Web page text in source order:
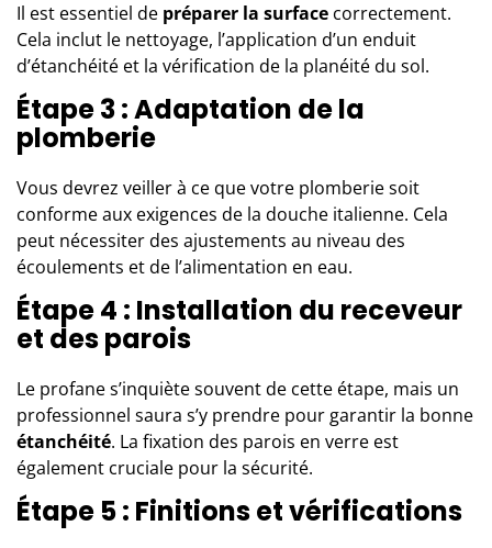
Il est essentiel de préparer la surface correctement.
Cela inclut le nettoyage, l’application d’un enduit
d’étanchéité et la vérification de la planéité du sol.
Étape 3 : Adaptation de la
plomberie
Vous devrez veiller à ce que votre plomberie soit
conforme aux exigences de la douche italienne. Cela
peut nécessiter des ajustements au niveau des
écoulements et de l’alimentation en eau.
Étape 4 : Installation du receveur
et des parois
Le profane s’inquiète souvent de cette étape, mais un
professionnel saura s’y prendre pour garantir la bonne
étanchéité. La fixation des parois en verre est
également cruciale pour la sécurité.
Étape 5 : Finitions et vérifications